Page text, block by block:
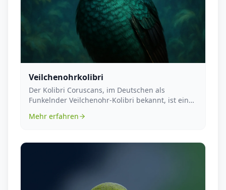
Veilchenohrkolibri
Der Kolibri Coruscans, im Deutschen als
Funkelnder Veilchenohr-Kolibri bekannt, ist eine
Mehr erfahren